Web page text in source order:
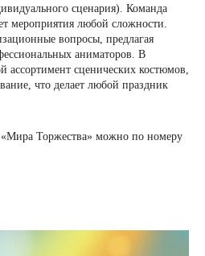
сценария). Команда
мероприятия любой сложности.
вопросы, предлагая
аниматоров. В
ассортимент сценических костюмов,
что делает любой праздник
«Мира Торжества» можно по номеру